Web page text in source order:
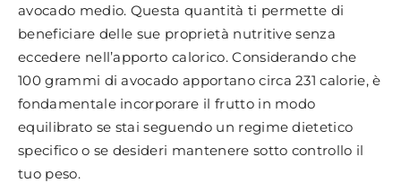
avocado medio. Questa quantità ti permette di
beneficiare delle sue proprietà nutritive senza
eccedere nell’apporto calorico. Considerando che
100 grammi di avocado apportano circa 231 calorie, è
fondamentale incorporare il frutto in modo
equilibrato se stai seguendo un regime dietetico
specifico o se desideri mantenere sotto controllo il
tuo peso.